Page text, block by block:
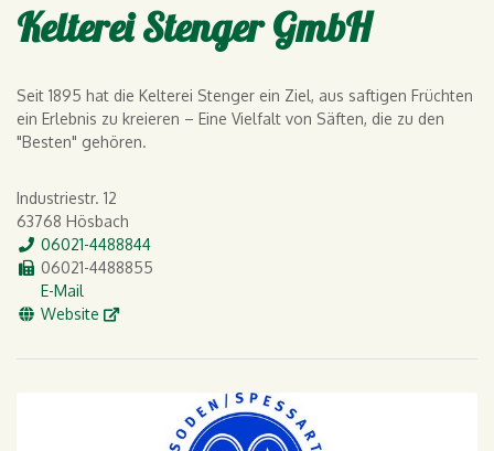
Kelterei Stenger GmbH
Seit 1895 hat die Kelterei Stenger ein Ziel, aus saftigen Früchten
ein Erlebnis zu kreieren – Eine Vielfalt von Säften, die zu den
"Besten" gehören.
Industriestr. 12
63768 Hösbach
Tel.
06021-4488844
Fax
06021-4488855
E-Mail
E-Mail
WWW
Website